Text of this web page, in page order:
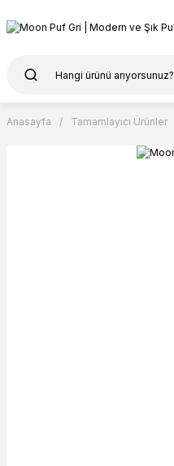
Anasayfa Tamamlayıcı Ürünler